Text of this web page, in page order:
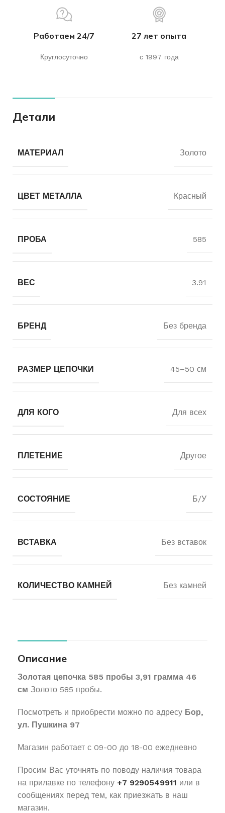
Работаем 24/7
Круглосуточно
27 лет опыта
с 1997 года
Детали
МАТЕРИАЛ Золото
ЦВЕТ МЕТАЛЛА Красный
ПРОБА 585
ВЕС 3.91
БРЕНД Без бренда
РАЗМЕР ЦЕПОЧКИ 45–50 см
ДЛЯ КОГО Для всех
ПЛЕТЕНИЕ Другое
СОСТОЯНИЕ Б/У
ВСТАВКА Без вставок
КОЛИЧЕСТВО КАМНЕЙ Без камней
Описание
Золотая цепочка 585 пробы 3,91 грамма 46
см Золото 585 пробы.
Посмотреть и приобрести можно по адресу Бор,
ул. Пушкина 97
Магазин работает с 09-00 до 18-00 ежедневно
Просим Вас уточнять по поводу наличия товара
на прилавке по телефону +7 9290549911 или в
сообщениях перед тем, как приезжать в наш
магазин.